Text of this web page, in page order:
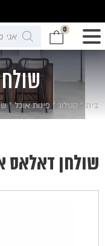
0
Products
search
בית » קטלוג » פינות אוכל»
שולחן דאלאס